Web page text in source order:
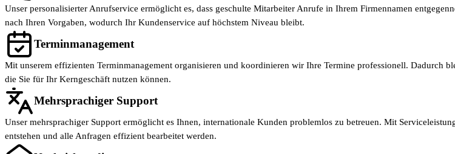
Unser personalisierter Anrufservice ermöglicht es, dass geschulte Mitarbeiter Anrufe in Ihrem Firmennamen
nach Ihren Vorgaben, wodurch Ihr Kundenservice auf höchstem Niveau bleibt.
Terminmanagement
Mit unserem effizienten Terminmanagement organisieren und koordinieren wir Ihre Termine professionell. Dadurch
die Sie für Ihr Kerngeschäft nutzen können.
Mehrsprachiger Support
Unser mehrsprachiger Support ermöglicht es Ihnen, internationale Kunden problemlos zu betreuen. Mit
entstehen und alle Anfragen effizient bearbeitet werden.